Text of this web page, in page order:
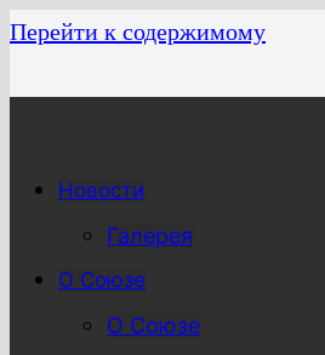
Перейти к содержимому
Новости
Галерея
О Союзе
О Союзе